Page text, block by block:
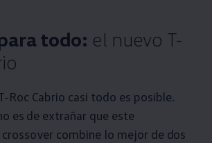
todo: el nuevo T-
Roc Cabrio casi todo es posible.
es de extrañar que este
combine lo mejor de dos